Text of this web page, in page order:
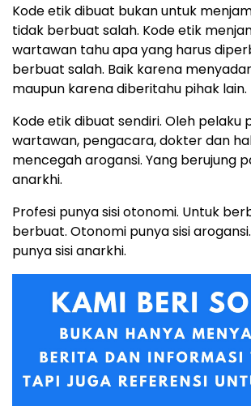
Kode etik dibuat bukan untuk
tidak berbuat salah. Kode etik
wartawan tahu apa yang harus
berbuat salah. Baik karena
maupun karena diberitahu pihak lain.
Kode etik dibuat sendiri. Oleh pelaku
wartawan, pengacara, dokter dan
mencegah arogansi. Yang berujung
anarkhi.
Profesi punya sisi otonomi. Untuk
berbuat. Otonomi punya sisi
punya sisi anarkhi.